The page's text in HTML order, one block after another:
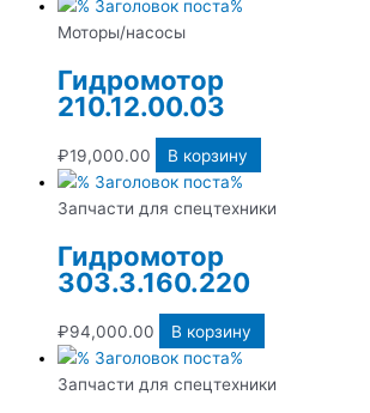
Моторы/насосы
Гидромотор
210.12.00.03
₽19,000.00 В корзину
Запчасти для спецтехники
Гидромотор
303.3.160.220
₽94,000.00 В корзину
Запчасти для спецтехники